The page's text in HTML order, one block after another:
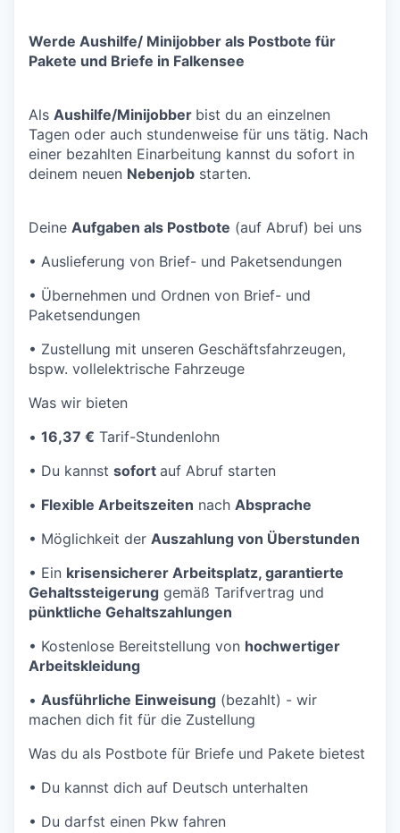
Werde Aushilfe/ Minijobber als Postbote für
Pakete und Briefe in Falkensee
Als Aushilfe/Minijobber bist du an einzelnen
Tagen oder auch stundenweise für uns tätig. Nach
einer bezahlten Einarbeitung kannst du sofort in
deinem neuen Nebenjob starten.
Deine Aufgaben als Postbote (auf Abruf) bei uns
• Auslieferung von Brief- und Paketsendungen
• Übernehmen und Ordnen von Brief- und
Paketsendungen
• Zustellung mit unseren Geschäftsfahrzeugen,
bspw. vollelektrische Fahrzeuge
Was wir bieten
• 16,37 € Tarif-Stundenlohn
• Du kannst sofort auf Abruf starten
• Flexible Arbeitszeiten nach Absprache
• Möglichkeit der Auszahlung von Überstunden
• Ein krisensicherer Arbeitsplatz, garantierte
Gehaltssteigerung gemäß Tarifvertrag und
pünktliche Gehaltszahlungen
• Kostenlose Bereitstellung von hochwertiger
Arbeitskleidung
• Ausführliche Einweisung (bezahlt) - wir
machen dich fit für die Zustellung
Was du als Postbote für Briefe und Pakete bietest
• Du kannst dich auf Deutsch unterhalten
• Du darfst einen Pkw fahren